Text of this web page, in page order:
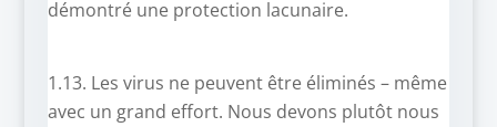
démontré une protection lacunaire.
1.13. Les virus ne peuvent être éliminés – même
avec un grand effort. Nous devons plutôt nous